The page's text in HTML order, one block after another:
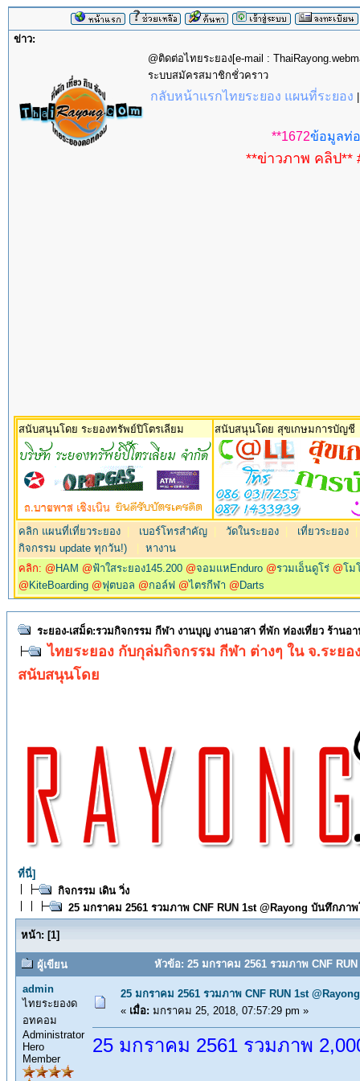
ข่าว:
@ติดต่อไทยระยอง[e-mail :
ระบบสมัครสมาชิกชั่วคราว
กลับหน้าแรกไทยระยอง แผนที่ระยอง
**1672ข้อมูลท่
**ข่าวภาพ คลิป**
สนับสนุนโดย ระยองทรัพย์ปิโตรเลียม สนับสนุนโดย สุขเกษมการบัญชี
คลิก แผนที่เที่ยวระยอง เบอร์โทรสำคัญ วัดในระยอง เที่ยวระยอง
กิจกรรม update ทุกวัน!) |หางาน
คลิก: @ HAM @ฟ้าใสระยอง145.200 @จอมแหEnduro @รวมเอ็นดูโร่ @โม
@ KiteBoarding @ฟุตบอล @กอล์ฟ @ไตรกีฬา @ Darts
ระยอง-เสม็ด:รวมกิจกรรม กีฬา งานบุญ งานอาสา ที่พัก ท่องเที่ยว ร้านอ
ไทยระยอง กับกุล่มกิจกรรม กีฬา ต่างๆ ใน จ.ระยอ
สนับสนุนโดย
ที่นี่]
กิจกรรม เดิน วิ่ง
25 มกราคม 2561 รวมภาพ CNF RUN 1st @Rayong บันทึกภา
หน้า: [1]
ผู้เขียน หัวข้อ: 25 มกราคม 2561 รวมภาพ CNF
admin
ไทยระยองด
อทคอม
Administrator
Hero
Member
25 มกราคม 2561 รวมภาพ CNF RUN 1st
« เมื่อ: มกราคม 25, 2018, 07:57:29 pm »
25 มกราคม 2561 รวมภาพ